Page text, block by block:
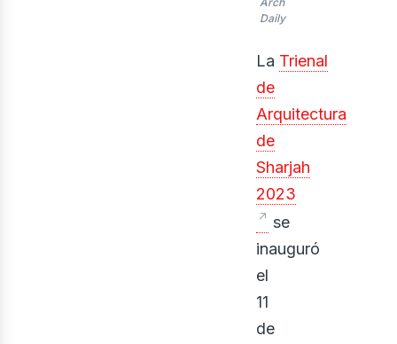
Daily
La Trienal
de
Arquitectura
de
Sharjah
2023
se
inauguró
el
11
de